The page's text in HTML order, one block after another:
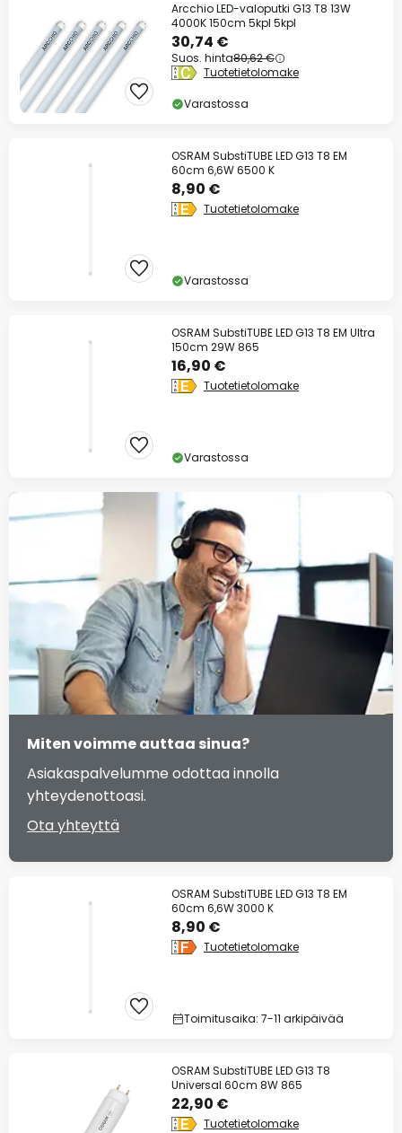
Arcchio LED-valoputki G13 T8 13W
4000K 150cm 5kpl 5kpl
30,74 €
Suos. hinta80,62 €
Tuotetietolomake
Varastossa
OSRAM SubstiTUBE LED G13 T8 EM
60cm 6,6W 6500 K
8,90 €
Tuotetietolomake
Varastossa
OSRAM SubstiTUBE LED G13 T8 EM Ultra
150cm 29W 865
16,90 €
Tuotetietolomake
Varastossa
Miten voimme auttaa sinua?
Asiakaspalvelumme odottaa innolla
yhteydenottoasi.
Ota yhteyttä
OSRAM SubstiTUBE LED G13 T8 EM
60cm 6,6W 3000 K
8,90 €
Tuotetietolomake
Toimitusaika: 7-11 arkipäivää
OSRAM SubstiTUBE LED G13 T8
Universal 60cm 8W 865
22,90 €
Tuotetietolomake